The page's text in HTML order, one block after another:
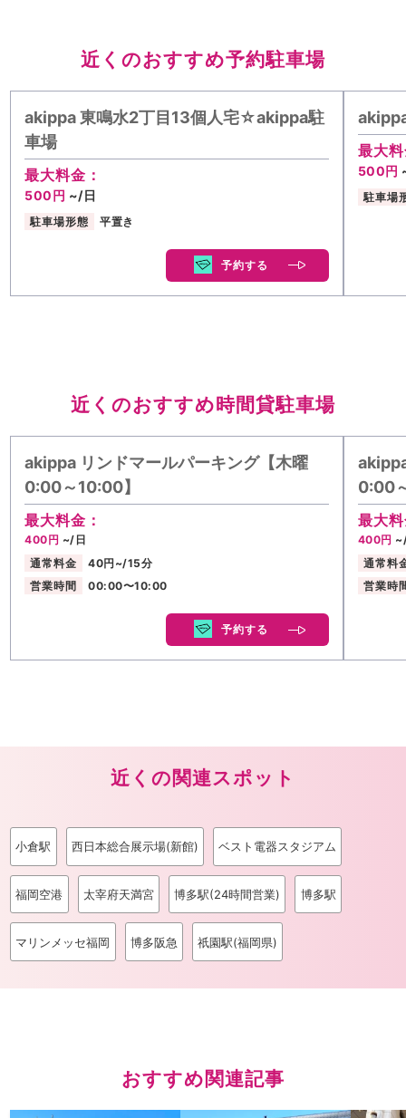
近くのおすすめ予約駐車場
akippa 東鳴水2丁目13個人宅☆akippa駐
車場
最大料金：
500円 ~/日
駐車場形態 平置き
予約する
最大
500円
駐車場
近くのおすすめ時間貸駐車場
akippa リンドマールパーキング【木曜
0:00～10:00】
最大料金：
400円 ~/日
通常料金
40円~/15分
営業時間
00:00〜10:00
予約する
0:00
最大
400円
通常料
営業時
近くの関連スポット
小倉駅 西日本総合展示場(新館) ベスト電器スタジアム
福岡空港 太宰府天満宮 博多駅(24時間営業) 博多駅
マリンメッセ福岡 博多阪急 祇園駅(福岡県)
おすすめ関連記事